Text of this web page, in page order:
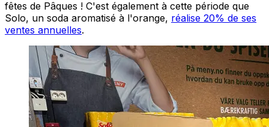
fêtes de Pâques ! C'est également à cette période que
Solo, un soda aromatisé à l'orange, réalise 20% de ses
ventes annuelles.